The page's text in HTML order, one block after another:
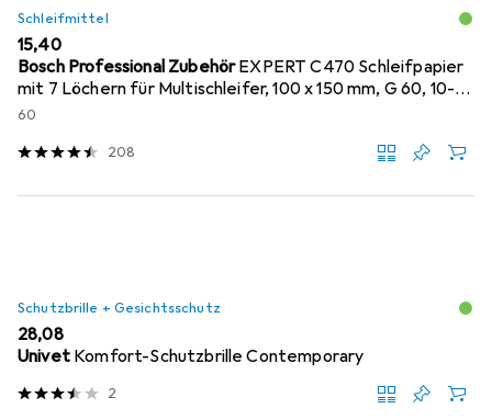
Schleifmittel
EUR
15,40
Bosch Professional ZubehörEXPERT C470 Schleifpapier
mit 7 Löchern für Multischleifer, 100 x 150 mm, G 60, 10-
tlg.
60
208
Schutzbrille + Gesichtsschutz
EUR
28,08
Univet Komfort-Schutzbrille Contemporary
2